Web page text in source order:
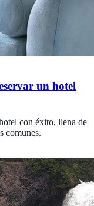
un hotel
con éxito, llena de
comunes.